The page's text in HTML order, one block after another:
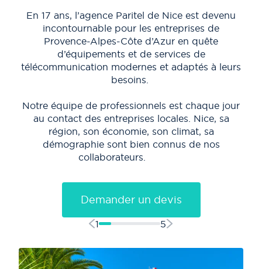
En 17 ans, l’agence Paritel de Nice est devenu
incontournable pour les entreprises de
Provence-Alpes-Côte d’Azur en quête
d’équipements et de services de
télécommunication modernes et adaptés à leurs
besoins.
Notre équipe de professionnels est chaque jour
au contact des entreprises locales. Nice, sa
région, son économie, son climat, sa
démographie sont bien connus de nos
collaborateurs.
Demander un devis
1 5